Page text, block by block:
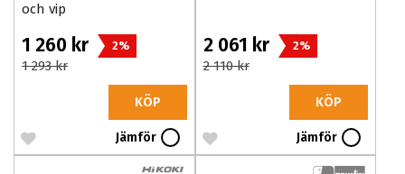
och vip
1 260 kr 2%
1 293 kr
KÖP
Jämför
2 061 kr 2%
2 110 kr
KÖP
Jämför